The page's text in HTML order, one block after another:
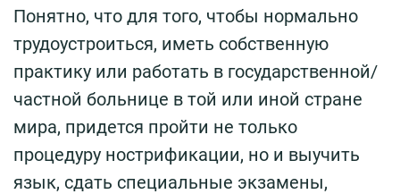
Понятно, что для того, чтобы нормально
трудоустроиться, иметь собственную
практику или работать в государственной/
частной больнице в той или иной стране
мира, придется пройти не только
процедуру нострификации, но и выучить
язык, сдать специальные экзамены,